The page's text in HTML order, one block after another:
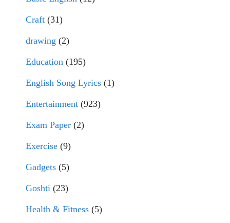
Craft (31)
drawing (2)
Education (195)
English Song Lyrics (1)
Entertainment (923)
Exam Paper (2)
Exercise (9)
Gadgets (5)
Goshti (23)
Health & Fitness (5)